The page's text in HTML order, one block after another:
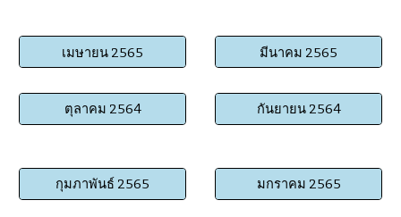
เมษายน 2565
ตุลาคม 2564
มีนาคม 2565
กันยายน 2564
กุมภาพันธ์ 2565 มกราคม 2565